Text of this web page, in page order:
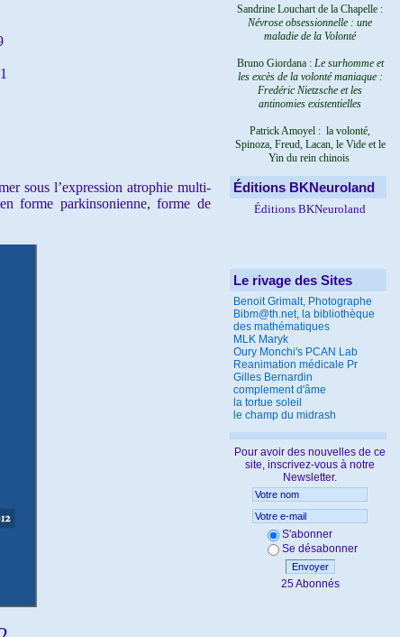
sous l’expression atrophie multi-
forme parkinsonienne, forme de
Sandrine Louchart de la Chapelle :
Névrose obsessionnelle : une
maladie de la Volonté
Bruno Giordana : Le surhomme et
les excès de la volonté maniaque :
Fredéric Nietzsche et les
antinomies existentielles
Patrick Amoyel : la volonté,
Spinoza, Freud, Lacan, le Vide et le
Yin du rein chinois
Éditions BKNeuroland
Éditions BKNeuroland
Le rivage des Sites
Benoit Grimalt, Photographe
Bibm@th.net, la bibliothèque
des mathématiques
MLK Maryk
Oury Monchi's PCAN Lab
Reanimation médicale Pr
Gilles Bernardin
complement d'âme
la tortue soleil
le champ du midrash
Pour avoir des nouvelles de ce
site, inscrivez-vous à notre
Newsletter.
S'abonner
Se désabonner
Envoyer
25 Abonnés